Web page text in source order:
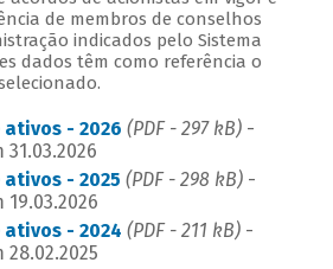
de membros de conselhos
indicados pelo Sistema
dados têm como referência o
- 2026 (PDF - 297 kB)-
- 2025 (PDF - 298 kB)-
- 2024 (PDF - 211 kB)-